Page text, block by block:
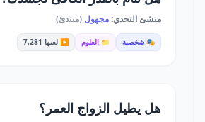
منشئ التحدي:مجهول (مبتدئ)
🎭 شخصية 📁 العلوم ▶️ لعبها 7,281
هل يطيل الزواج العمر؟